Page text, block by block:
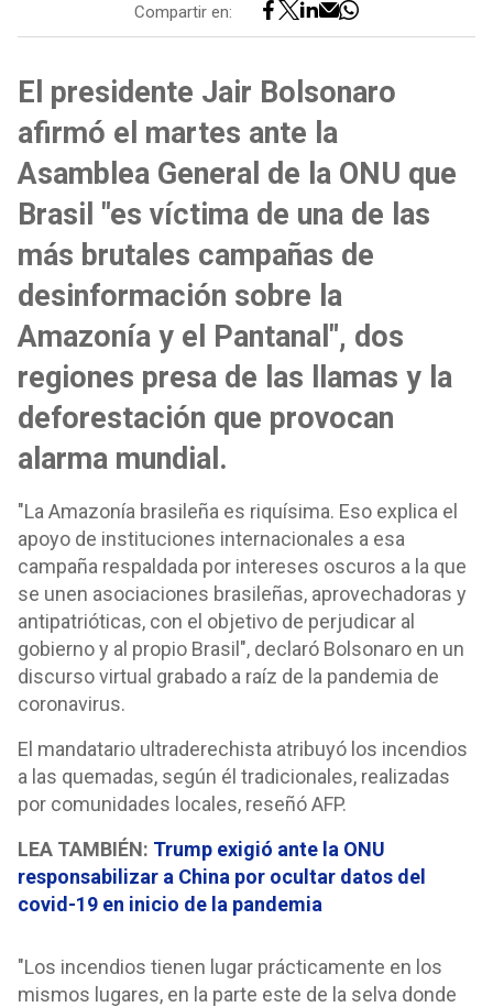
Compartir en:
El presidente Jair Bolsonaro
afirmó el martes ante la
Asamblea General de la ONU que
Brasil "es víctima de una de las
más brutales campañas de
desinformación sobre la
Amazonía y el Pantanal", dos
regiones presa de las llamas y la
deforestación que provocan
alarma mundial.
"La Amazonía brasileña es riquísima. Eso explica el
apoyo de instituciones internacionales a esa
campaña respaldada por intereses oscuros a la que
se unen asociaciones brasileñas, aprovechadoras y
antipatrióticas, con el objetivo de perjudicar al
gobierno y al propio Brasil", declaró Bolsonaro en un
discurso virtual grabado a raíz de la pandemia de
coronavirus.
El mandatario ultraderechista atribuyó los incendios
a las quemadas, según él tradicionales, realizadas
por comunidades locales, reseñó AFP.
LEA TAMBIÉN: Trump exigió ante la ONU
responsabilizar a China por ocultar datos del
covid-19 en inicio de la pandemia
"Los incendios tienen lugar prácticamente en los
mismos lugares, en la parte este de la selva donde